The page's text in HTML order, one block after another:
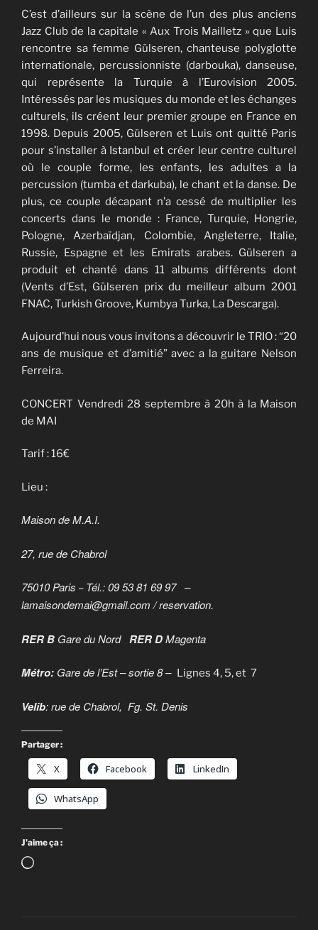
C’est d’ailleurs sur la scène de l’un des plus anciens
Jazz Club de la capitale « Aux Trois Mailletz » que Luis
rencontre sa femme Gülseren, chanteuse polyglotte
internationale, percussionniste (darbouka), danseuse,
qui représente la Turquie à l’Eurovision 2005.
Intéressés par les musiques du monde et les échanges
culturels, ils créent leur premier groupe en France en
1998. Depuis 2005, Gülseren et Luis ont quitté Paris
pour s’installer à Istanbul et créer leur centre culturel
où le couple forme, les enfants, les adultes a la
percussion (tumba et darkuba), le chant et la danse. De
plus, ce couple décapant n’a cessé de multiplier les
concerts dans le monde : France, Turquie, Hongrie,
Pologne, Azerbaïdjan, Colombie, Angleterre, Italie,
Russie, Espagne et les Emirats arabes. Gülseren a
produit et chanté dans 11 albums différents dont
(Vents d’Est, Gülseren prix du meilleur album 2001
FNAC, Turkish Groove, Kumbya Turka, La Descarga).
Aujourd’hui nous vous invitons a découvrir le TRIO : “20
ans de musique et d’amitié” avec a la guitare Nelson
Ferreira.
CONCERT Vendredi 28 septembre à 20h à la Maison
de MAI
Tarif : 16€
Lieu :
Maison de M.A.I.
27, rue de Chabrol
75010 Paris – Tél.: 09 53 81 69 97 –
lamaisondemai@gmail.com / reservation.
RER B Gare du Nord RER DMagenta
Métro: Gare de l’Est – sortie 8 – Lignes 4, 5, et 7
Velib: rue de Chabrol, Fg. St. Denis
Partager :
X Facebook LinkedIn
WhatsApp
J’aime ça :
Chargement…